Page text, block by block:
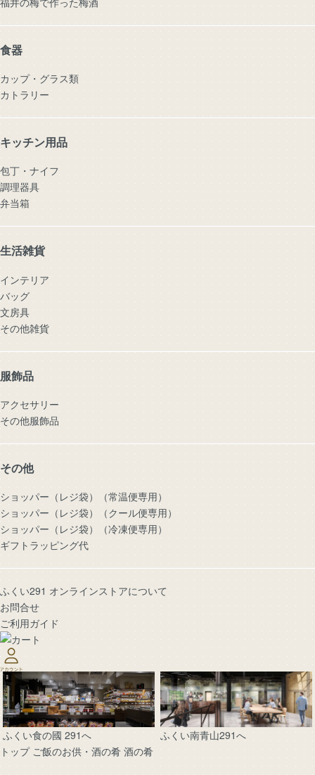
食器
カップ・グラス類
カトラリー
キッチン用品
包丁・ナイフ
調理器具
弁当箱
生活雑貨
インテリア
バッグ
文房具
その他雑貨
服飾品
アクセサリー
その他服飾品
その他
ショッパー（レジ袋）（常温便専用）
ショッパー（レジ袋）（クール便専用）
ショッパー（レジ袋）（冷凍便専用）
ギフトラッピング代
ふくい291 オンラインストアについて
お問合せ
ご利用ガイド
ふくい食の國 291へ
ふくい南青山291へ
トップ ご飯のお供・酒の肴 酒の肴